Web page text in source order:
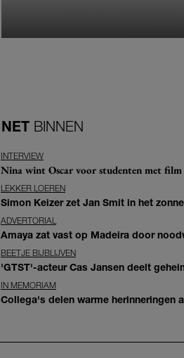
NET BINNEN
INTERVIEW
Nina wint Oscar voor studenten met
LEKKER LOEREN
Simon Keizer zet Jan Smit in het
ADVERTORIAL
Amaya zat vast op Madeira door
BEETJE BIJBLIJVEN
'GTST'-acteur Cas Jansen deelt
IN MEMORIAM
Collega's delen warme herinneringen